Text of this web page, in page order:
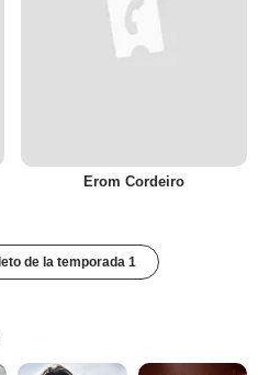
Erom Cordeiro
de la temporada 1